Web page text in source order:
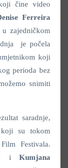
čine video
Ferreira
zajedničkom
je počela
koji
perioda bez
snimiti
saradnje,
su tokom
Festivala.
iKumjana